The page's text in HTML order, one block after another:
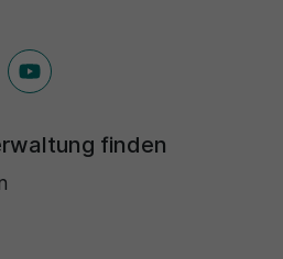
finden